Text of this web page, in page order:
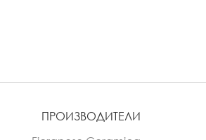
ПРОИЗВОДИТЕЛИ